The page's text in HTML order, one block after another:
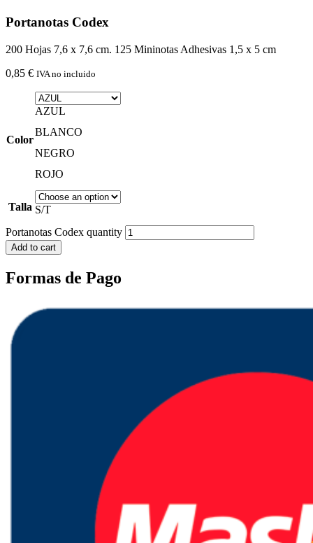
Portanotas Codex
200 Hojas 7,6 x 7,6 cm. 125 Mininotas Adhesivas 1,5 x 5 cm
0,85 € IVA no incluido
Color
AZUL
BLANCO
NEGRO
ROJO
Talla S/T
Portanotas Codex quantity
Add to cart
Formas de Pago